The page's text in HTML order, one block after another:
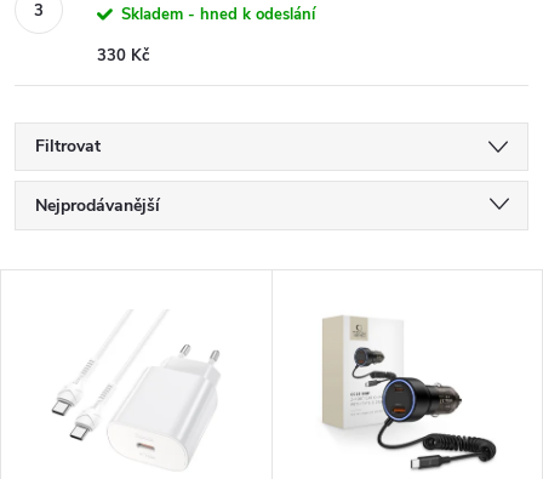
Skladem - hned k odeslání
330 Kč
Filtrovat
Ř
a
Nejprodávanější